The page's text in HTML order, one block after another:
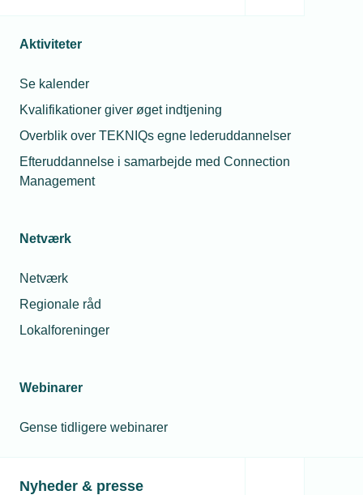
Aktiviteter
Se kalender
Kvalifikationer giver øget indtjening
Overblik over TEKNIQs egne lederuddannelser
Efteruddannelse i samarbejde med Connection
Management
Netværk
Netværk
Regionale råd
Lokalforeninger
Webinarer
Gense tidligere webinarer
Nyheder & presse